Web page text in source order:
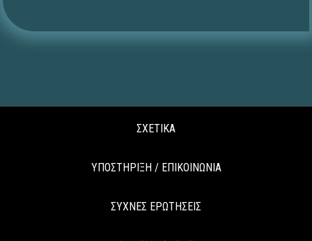
ΣΧΕΤΙΚΑ
ΥΠΟΣΤΗΡΙΞΗ / ΕΠΙΚΟΙΝΩΝΙΑ
ΣΥΧΝΕΣ ΕΡΩΤΗΣΕΙΣ